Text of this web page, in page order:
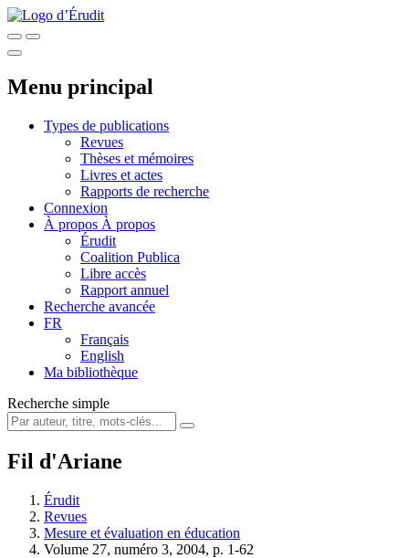
Menu principal
Types de publications
Revues
Thèses et mémoires
Livres et actes
Rapports de recherche
Connexion
À propos À propos
Érudit
Coalition Publica
Libre accès
Rapport annuel
Recherche avancée
FR
Français
English
Ma bibliothèque
Recherche simple
Fil d'Ariane
Érudit
Revues
Mesure et évaluation en éducation
Volume 27, numéro 3, 2004, p. 1-62